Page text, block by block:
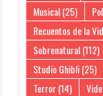
Musical(25)
Recuentos de la
Sobrenatural(112)
Studio Ghibli(25)
Terror(14)